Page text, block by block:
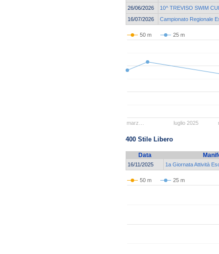
26/06/2026
10^ TREVISO SWIM
16/07/2026
Campionato Regionale
50 m 25 m
marz… luglio 2025
400 Stile Libero
Data
16/11/2025 1a Giornata Attività
50 m 25 m